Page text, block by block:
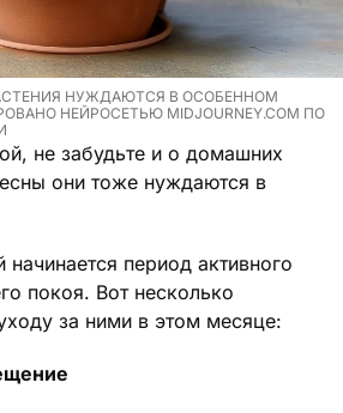
НУЖДАЮТСЯ В ОСОБЕННОМ
НЕЙРОСЕТЬЮ MIDJOURNEY.COM ПО
не забудьте и о домашних
они тоже нуждаются в
начинается период активного
покоя. Вот несколько
за ними в этом месяце: